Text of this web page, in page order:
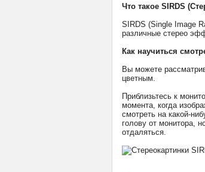
Что такое SIRDS
SIRDS (Single Image
различные стерео
Как научиться
Вы можете
цветным.
Приблизьтесь к
момента, когда
смотреть на какой-
голову от монитора,
отдаляться.